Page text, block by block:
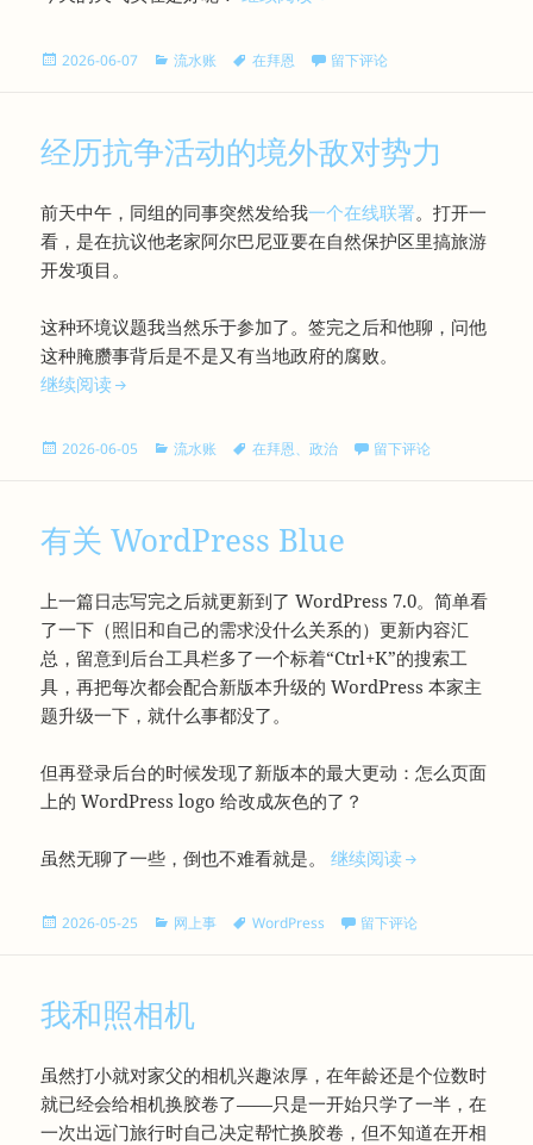
发
2026-06-07
分
流水账
标
在拜恩 于白云，蓝天
留下评论
经历抗争活动的境外敌对势力
前天中午，同组的同事突然发给我一个在线联署。打开一
看，是在抗议他老家阿尔巴尼亚要在自然保护区里搞旅游
开发项目。
这种环境议题我当然乐于参加了。签完之后和他聊，问他
这种腌臜事背后是不是又有当地政府的腐败。
继续阅读经历抗争活动的境外敌对势力
发
2026-06-05
分
流水账
标
在拜恩、政治 于经历抗争活动的境外
留下评论
有关 WordPress Blue
上一篇日志写完之后就更新到了 WordPress 7.0。简单看
了一下（照旧和自己的需求没什么关系的）更新内容汇
总，留意到后台工具栏多了一个标着“Ctrl+K”的搜索工
具，再把每次都会配合新版本升级的 WordPress 本家主
题升级一下，就什么事都没了。
但再登录后台的时候发现了新版本的最大更动：怎么页面
上的 WordPress logo 给改成灰色的了？
虽然无聊了一些，倒也不难看就是。继续阅读有关
发
2026-05-25
分
网上事
标
WordPress 于有关 WordPress Blue
留下评论
我和照相机
虽然打小就对家父的相机兴趣浓厚，在年龄还是个位数时
就已经会给相机换胶卷了——只是一开始只学了一半，在
一次出远门旅行时自己决定帮忙换胶卷，但不知道在开相